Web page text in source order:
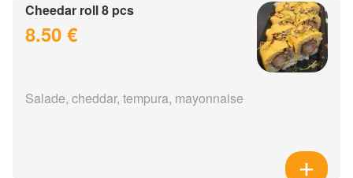
Cheedar roll 8 pcs
8.50 €
Salade, cheddar, tempura, mayonnaise